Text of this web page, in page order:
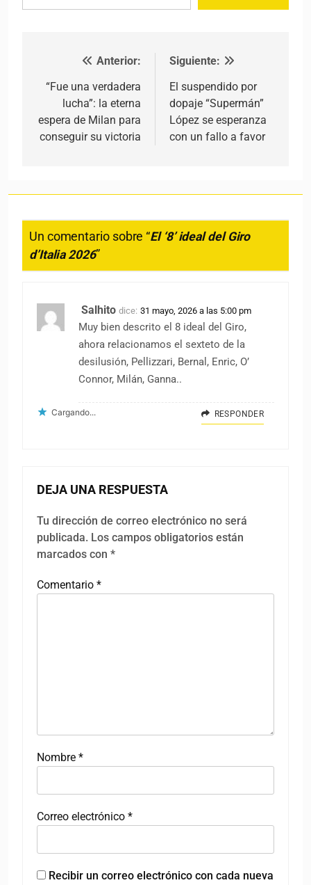
Navegación de entradas
Anterior:
“Fue una verdadera
lucha”: la eterna
espera de Milan para
conseguir su victoria
Siguiente:
El suspendido por
dopaje “Supermán”
López se esperanza
con un fallo a favor
Un comentario sobre “El ‘8’ ideal del Giro
d’Italia 2026”
Salhito dice: 31 mayo, 2026 a las 5:00 pm
Muy bien descrito el 8 ideal del Giro,
ahora relacionamos el sexteto de la
desilusión, Pellizzari, Bernal, Enric, O’
Connor, Milán, Ganna..
Cargando... RESPONDER
DEJA UNA RESPUESTA
Tu dirección de correo electrónico no será
publicada. Los campos obligatorios están
marcados con *
Comentario *
Nombre *
Correo electrónico *
Recibir un correo electrónico con cada nueva